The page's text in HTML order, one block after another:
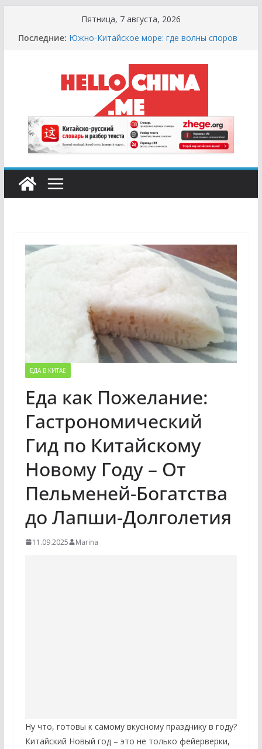
содержимому
Пятница, 7 августа, 2026
Последние: Южно-Китайское море: где волны споров
Сырная Лихорадка: Как Найти Настоящий
Сыр в Китае и не Купить «Пластиковый»
Аналог
Охота за Черным Хлебом: Путеводитель
по Русским и Европейским Пекарням в
Китае
Молочный Кризис: Почему в Китае не
Найти Творог, Сметану и Кефир (и Где
Искать Спасение?)
Счастливые Числа и Продукты-Табу:
ЕДА В КИТАЕ
Еда как Пожелание:
Гастрономический
Гид по Китайскому
Новому Году – От
Пельменей-Богатства
до Лапши-Долголетия
11.09.2025 Marina
Ну что, готовы к самому вкусному празднику в году?
Китайский Новый год – это не только фейерверки,